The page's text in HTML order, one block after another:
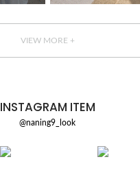
VIEW MORE +
INSTAGRAM ITEM
@naning9_look